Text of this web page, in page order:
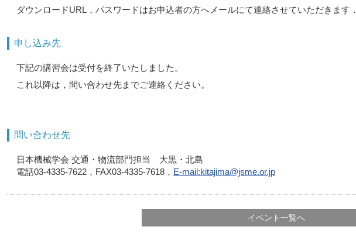
ダウンロードURL，パスワードはお申込者の方へメールにて連絡させていただきます．
申し込み先
下記の講習会は受付を終了いたしました。
これ以降は，問い合わせ先までご連絡ください。
問い合わせ先
日本機械学会 交通・物流部門担当 大黒・北島
電話03-4335-7622，FAX03-4335-7618， E-mail:kitajima@jsme.or.jp
イベント一覧へ